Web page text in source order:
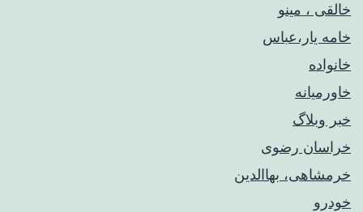
خالقی ، مینو
خامه یار،عباس
خانواده
خاورمیانه
خبر وبلاگ
خراسان رضوی
خرمشاهی، بهاالدین
خودرو